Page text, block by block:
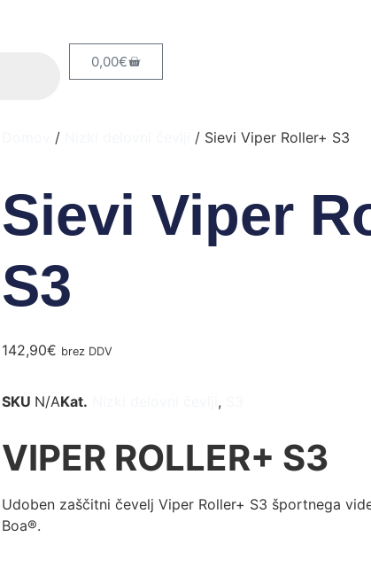
0,00€
/ / Sievi Viper Roller+ S3
Sievi Viper
S3
142,90€ brez DDV
SKU N/AKat. ,
VIPER ROLLER+ S3
Udoben zaščitni čevelj Viper Roller+ S3 športnega
Boa®.